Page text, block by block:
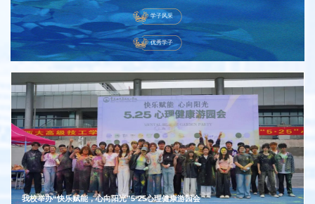
学子风采
优秀学子
我校举办“快乐赋能，心向阳光”5·25心理健康游园会